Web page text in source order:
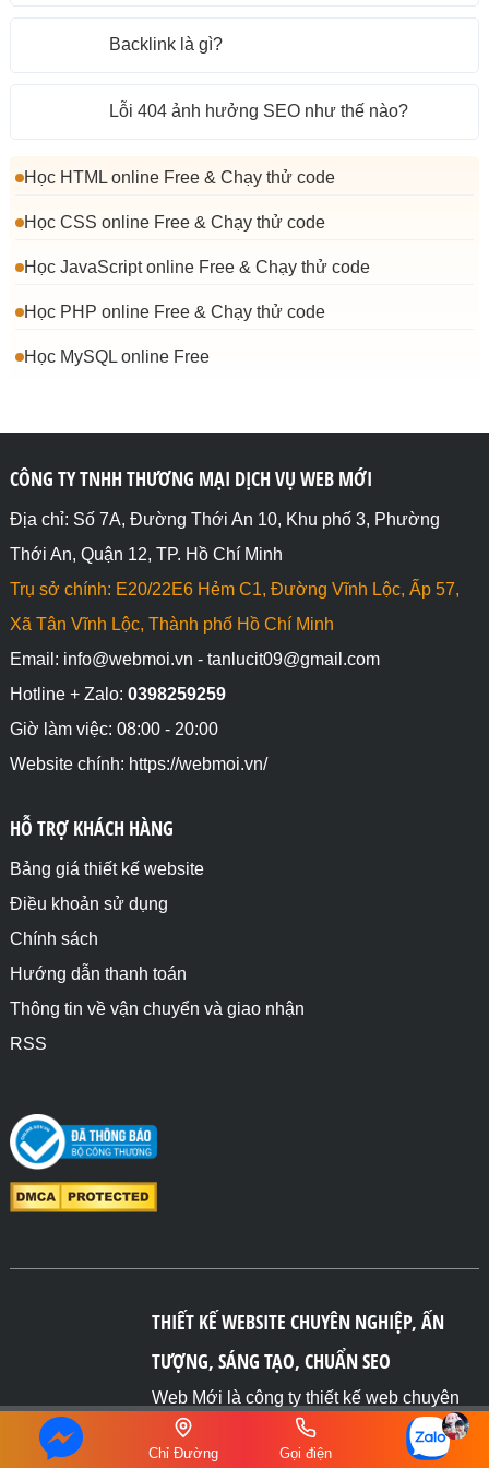
Backlink là gì?
Lỗi 404 ảnh hưởng SEO như thế nào?
Học HTML online Free & Chạy thử code
Học CSS online Free & Chạy thử code
Học JavaScript online Free & Chạy thử code
Học PHP online Free & Chạy thử code
Học MySQL online Free
CÔNG TY TNHH THƯƠNG MẠI DỊCH VỤ WEB MỚI
Địa chỉ: Số 7A, Đường Thới An 10, Khu phố 3, Phường
Thới An, Quận 12, TP. Hồ Chí Minh
Trụ sở chính: E20/22E6 Hẻm C1, Đường Vĩnh Lộc, Ấp 57,
Xã Tân Vĩnh Lộc, Thành phố Hồ Chí Minh
Email: info@webmoi.vn - tanlucit09@gmail.com
Hotline + Zalo: 0398259259
Giờ làm việc: 08:00 - 20:00
Website chính: https://webmoi.vn/
HỖ TRỢ KHÁCH HÀNG
Bảng giá thiết kế website
Điều khoản sử dụng
Chính sách
Hướng dẫn thanh toán
Thông tin về vận chuyển và giao nhận
RSS
THIẾT KẾ WEBSITE CHUYÊN NGHIỆP, ẤN
TƯỢNG, SÁNG TẠO, CHUẨN SEO
Web Mới là công ty thiết kế web chuyên
nghiệp uy tín có trụ sở chính tại Tp HCM.
Chỉ Đường Gọi điện